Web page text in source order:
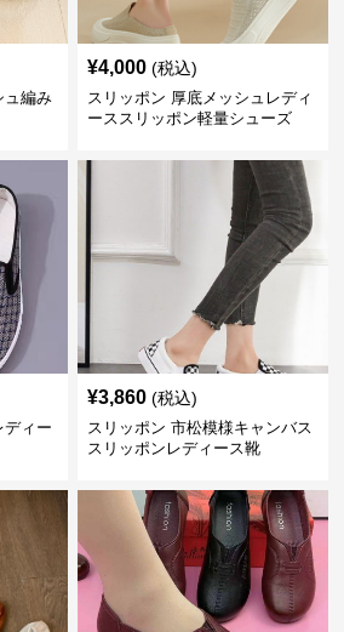
ュ編み
¥4,000 (税込)
スリッポン 厚底メッシュレディ
ーススリッポン軽量シューズ
ディー
¥3,860 (税込)
スリッポン 市松模様キャンバス
スリッポンレディース靴